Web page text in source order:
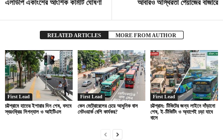
এলডিপি একাংশের আংশিক কমিটি ঘোষণা আবারও অস্থিরতা পেঁয়াজের বাজারে
RELATED ARTICLES MORE FROM AUTHOR
First Lead
চট্টগ্রামে হাতের ইশারার দিন শেষ, বসবে
স্বয়ংক্রিয় সিগন্যাল ও আইটিএস
First Lead
কেন মেট্রোরেলের চেয়ে আধুনিক বাস
নেটওয়ার্ক বেশি কার্যকর?
First Lead
চট্টগ্রাম: টিকিটের জন্য লাইনে দাঁড়ানো
শেষ, ই-টিকিটিং ও অ্যাপেই চড়া যাবে
বাসে